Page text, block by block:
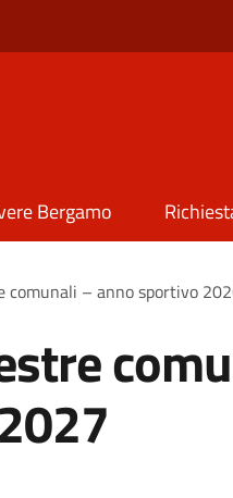
Bergamo
comunali – anno sportivo